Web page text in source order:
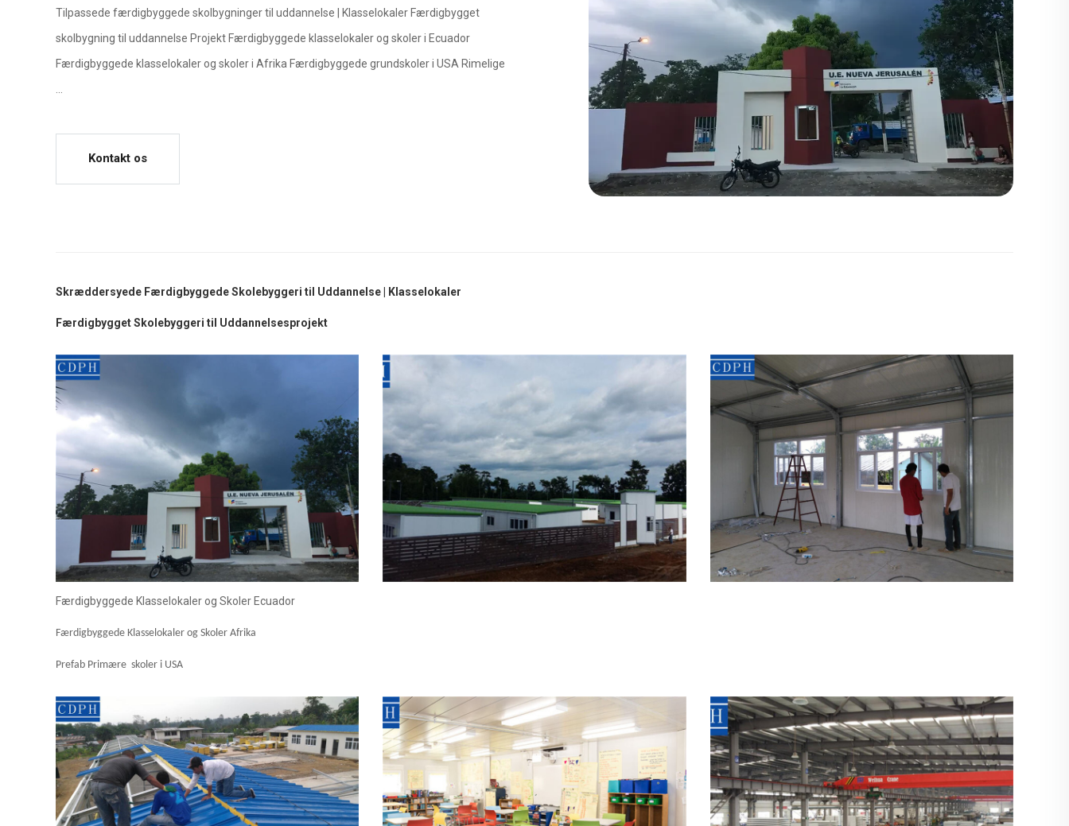
Tilpassede færdigbyggede skolbygninger til uddannelse | Klasselokaler Færdigbygget
skolbygning til uddannelse Projekt Færdigbyggede klasselokaler og skoler i Ecuador
Færdigbyggede klasselokaler og skoler i Afrika Færdigbyggede grundskoler i USA Rimelige
Kontakt os
Skræddersyede Færdigbyggede Skolebyggeri til Uddannelse | Klasselokaler
Færdigbygget Skolebyggeri til Uddannelsesprojekt
Færdigbyggede Klasselokaler og Skoler Ecuador
Færdigbyggede Klasselokaler og Skoler Afrika
Prefab Primære skoler i USA